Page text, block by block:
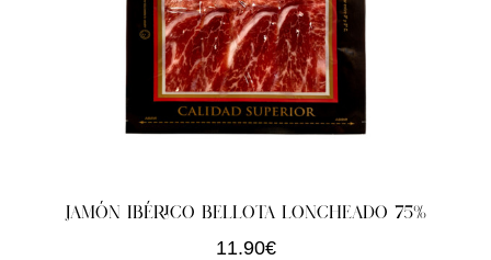
JAMÓN IBÉRICO BELLOTA LONCHEADO 75%
11.90€